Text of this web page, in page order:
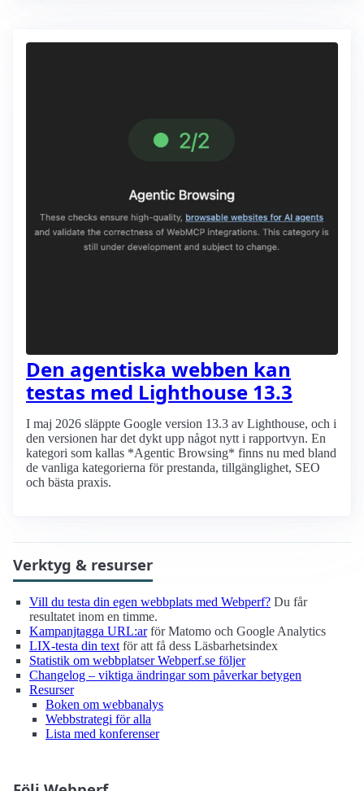
Den agentiska webben kan
testas med Lighthouse 13.3
I maj 2026 släppte Google version 13.3 av Lighthouse, och i
den versionen har det dykt upp något nytt i rapportvyn. En
kategori som kallas *Agentic Browsing* finns nu med bland
de vanliga kategorierna för prestanda, tillgänglighet, SEO
och bästa praxis.
Verktyg & resurser
Vill du testa din egen webbplats med Webperf? Du får
resultatet inom en timme.
Kampanjtagga URL:arför Matomo och Google Analytics
LIX-testa din text för att få dess Läsbarhetsindex
Statistik om webbplatser Webperf.se följer
Changelog – viktiga ändringar som påverkar betygen
Resurser
Boken om webbanalys
Webbstrategi för alla
Lista med konferenser